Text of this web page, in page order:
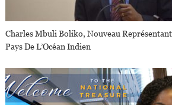
Charles Mbuli Boliko, Nouveau Représentant
Pays De L’Océan Indien